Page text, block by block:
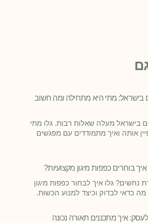
בישראל: מתי היא מתחילה ומה חשוב
בישראל מעלה שאלות רבות. גלו מתי
אותה ואיך מתמודדים עם מפגשים
בוחרים כפפות מיגון מקצועיות?
נחשים? גלו איך לבחור כפפות מיגון
מה כדאי לבדוק וכיצד למנוע הכשות.
איך מתכננים תאורה נכונה